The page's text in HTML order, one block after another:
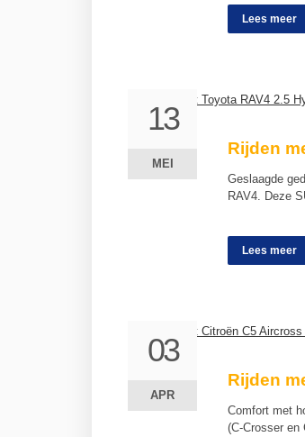
Lees meer
Rijden
Geslaagde
RAV4. Deze
Lees meer
13
MEI
13
MEI
Rijden
Comfort met
(C-Crosser
03
APR
03
APR